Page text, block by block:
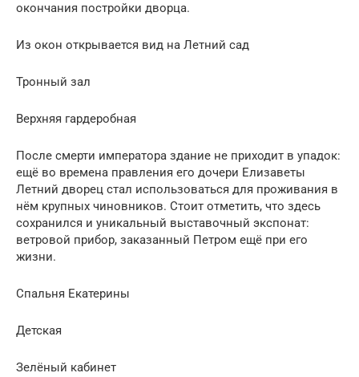
окончания постройки дворца.
Из окон открывается вид на Летний сад
Тронный зал
Верхняя гардеробная
После смерти императора здание не приходит в упадок:
ещё во времена правления его дочери Елизаветы
Летний дворец стал использоваться для проживания в
нём крупных чиновников. Стоит отметить, что здесь
сохранился и уникальный выставочный экспонат:
ветровой прибор, заказанный Петром ещё при его
жизни.
Спальня Екатерины
Детская
Зелёный кабинет